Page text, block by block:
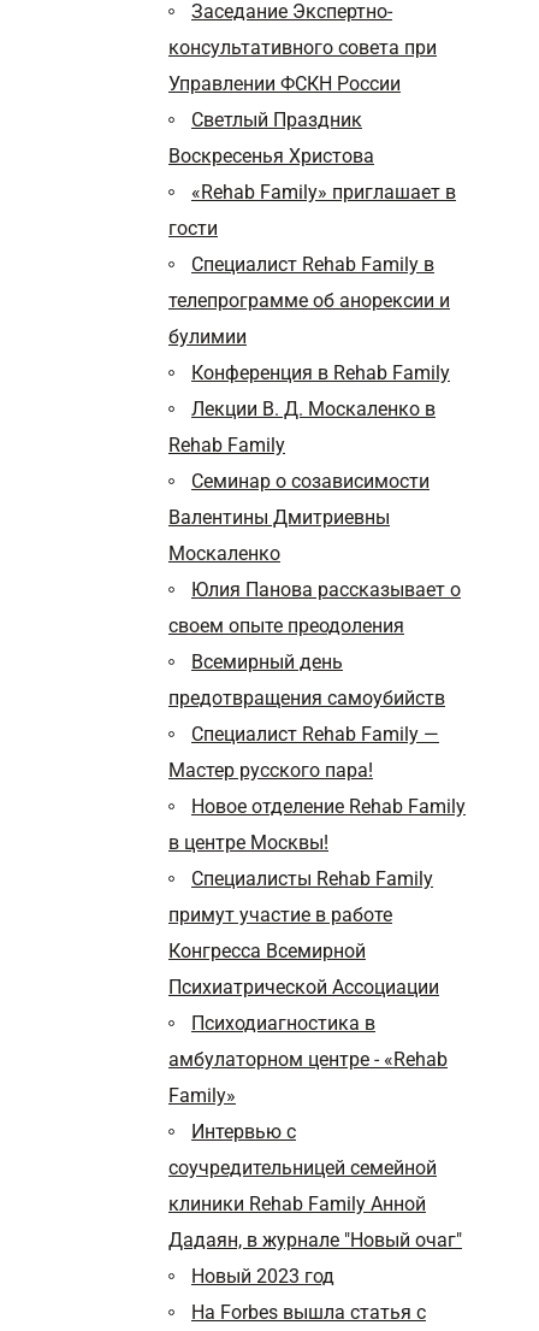
Заседание Экспертно-
консультативного совета при
Управлении ФСКН России
Светлый Праздник
Воскресенья Христова
«Rehab Family» приглашает в
гости
Специалист Rehab Family в
телепрограмме об анорексии и
булимии
Конференция в Rehab Family
Лекции В. Д. Москаленко в
Rehab Family
Cеминар о созависимости
Валентины Дмитриевны
Москаленко
Юлия Панова рассказывает о
своем опыте преодоления
Всемирный день
предотвращения самоубийств
Специалист Rehab Family —
Мастер русского пара!
Новое отделение Rehab Family
в центре Москвы!
Специалисты Rehab Family
примут участие в работе
Конгресса Всемирной
Психиатрической Ассоциации
Психодиагностика в
амбулаторном центре - «Rehab
Family»
Интервью с
соучредительницей семейной
клиники Rehab Family Анной
Дадаян, в журнале "Новый очаг"
Новый 2023 год
На Forbes вышла статья с